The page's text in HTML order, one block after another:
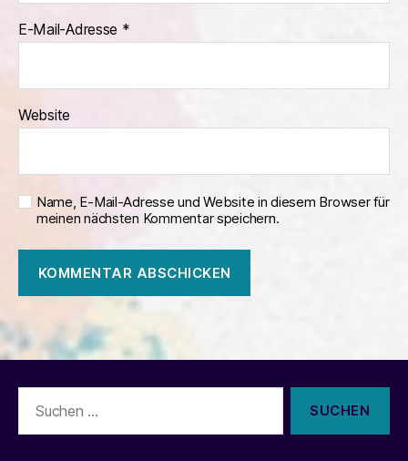
E-Mail-Adresse *
Website
Name, E-Mail-Adresse und Website in diesem Browser für
meinen nächsten Kommentar speichern.
nach: